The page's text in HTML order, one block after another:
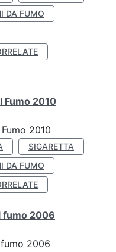
DA FUMO
Fumo 2010
2010
SIGARETTA
DA FUMO
fumo 2006
2006